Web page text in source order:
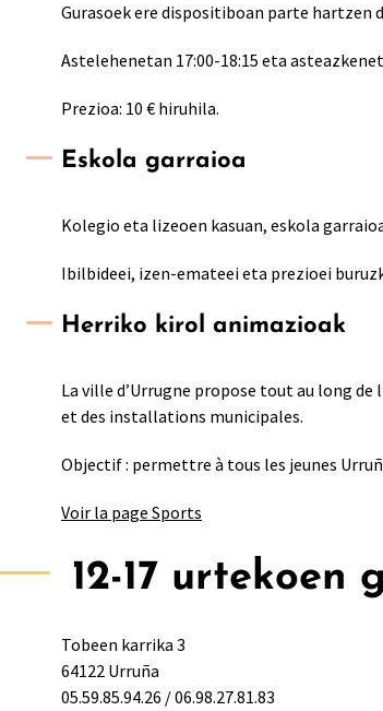
Gurasoek ere dispositiboan parte
Astelehenetan 17:00-18:15 eta
Prezioa: 10 € hiruhila.
Eskola garraioa
Kolegio eta lizeoen kasuan, eskola
Ibilbideei, izen-emateei eta prezioei
Herriko kirol animazioak
La ville d’Urrugne propose tout au long de
et des installations municipales.
Objectif : permettre à tous les jeunes
Voir la page Sports
12-17 urtekoen
Tobeen karrika 3
64122 Urruña
05.59.85.94.26 / 06.98.27.81.83